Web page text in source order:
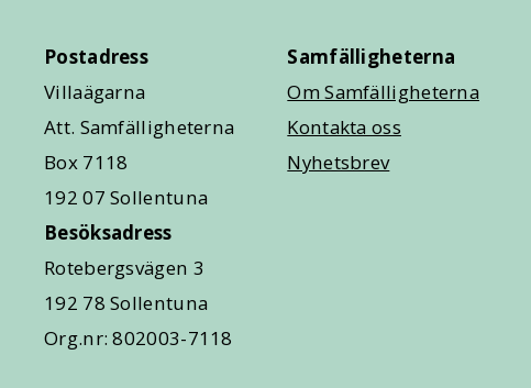
Postadress
Villaägarna
Att. Samfälligheterna
Box 7118
192 07 Sollentuna
Besöksadress
Rotebergsvägen 3
192 78 Sollentuna
Org.nr: 802003-7118
Samfälligheterna
Om Samfälligheterna
Kontakta oss
Nyhetsbrev